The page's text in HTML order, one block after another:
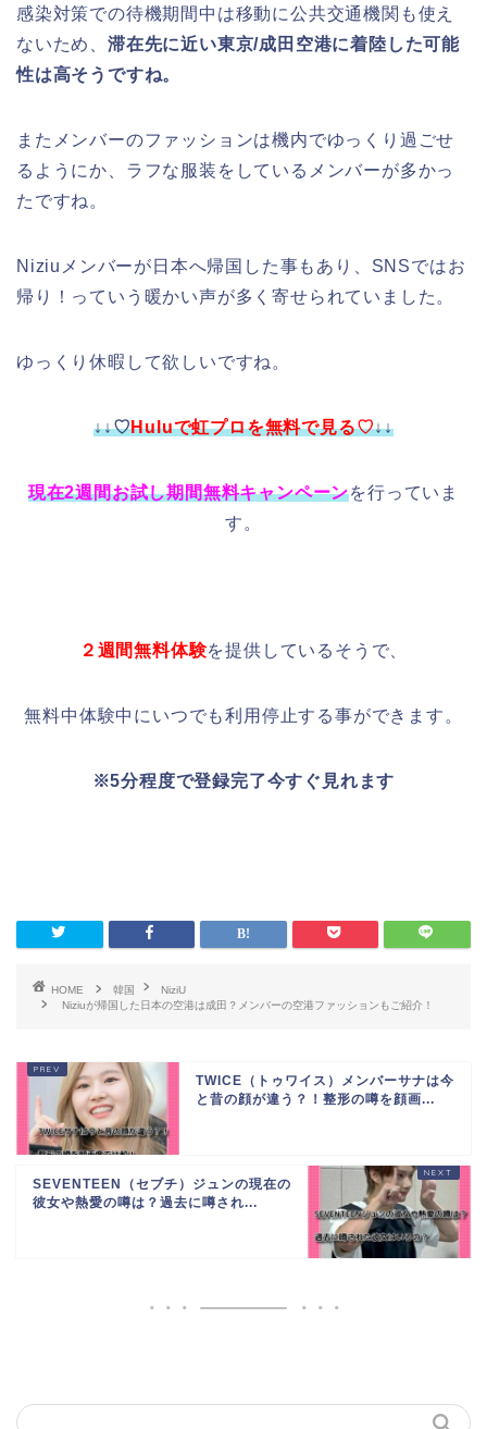
感染対策での待機期間中は移動に公共交通機関も使え
ないため、 滞在先に近い東京/成田空港に着陸した可能
性は高そうですね。
またメンバーのファッションは機内でゆっくり過ごせ
るようにか、ラフな服装をしているメンバーが多かっ
たですね。
Niziuメンバーが日本へ帰国した事もあり、SNSではお
帰り！っていう暖かい声が多く寄せられていました。
ゆっくり休暇して欲しいですね。
↓↓♡Huluで虹プロを無料で見る♡↓↓
現在2週間お試し期間無料キャンペーンを行っていま
す。
２週間無料体験を提供しているそうで、
無料中体験中にいつでも利用停止する事ができます。
※5分程度で登録完了今すぐ見れます
HOME 韓国
NiziU
Niziuが帰国した日本の空港は成田？メンバーの空港ファッションもご紹介！
TWICE（トゥワイス）メンバーサナは今
と昔の顔が違う？！整形の噂を顔画...
SEVENTEEN（セブチ）ジュンの現在の
彼女や熱愛の噂は？過去に噂され...